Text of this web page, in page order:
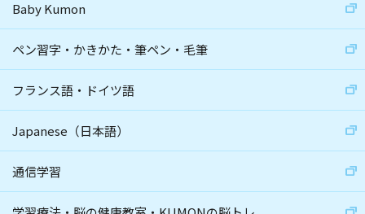
Baby Kumon
ペン習字・かきかた・筆ペン・毛筆
フランス語・ドイツ語
Japanese（日本語）
通信学習